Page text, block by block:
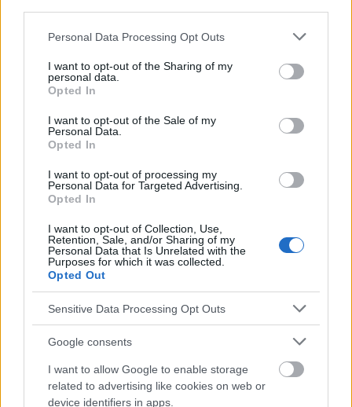
Please note that this website/app uses one or more Google
not limited to your visit or usage behaviour. You may click to
grant or deny consent to Google and its third-party tags to
use your data for below specified purposes in below Google
consent section.
Personal Data Processing Opt Outs
I want to opt-out of the Sharing of my
personal data.
Opted In
I want to opt-out of the Sale of my
Personal Data.
Opted In
I want to opt-out of processing my
Personal Data for Targeted Advertising.
Opted In
I want to opt-out of Collection, Use,
Retention, Sale, and/or Sharing of my
Personal Data that Is Unrelated with the
Purposes for which it was collected.
Opted Out
Sensitive Data Processing Opt Outs
Google consents
I want to allow Google to enable storage
related to advertising like cookies on web or
device identifiers in apps.
Eine kalte Dusche - so lässt sich die Rückkehr in den
Alltag nach Weihnachten am besten beschreiben,
weit weg von den Osterhäufchen, voll mit
Verantwortlichkeiten, oft voller Probleme, wo wir am
wenigsten Schlaf und Atem haben.
1 2
Interessant? Teilen sie es auf Facebook!